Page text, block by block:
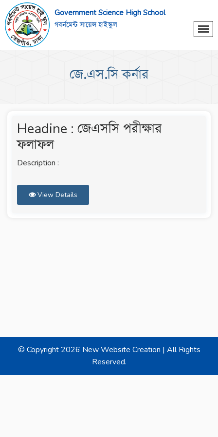
Government Science High School
গবর্নমেন্ট সায়েন্স হাইস্কুল
জে.এস.সি কর্নার
Headine : জেএসসি পরীক্ষার
ফলাফল
Description :
View Details
© Copyright 2026 New Website Creation | All Rights
Reserved.